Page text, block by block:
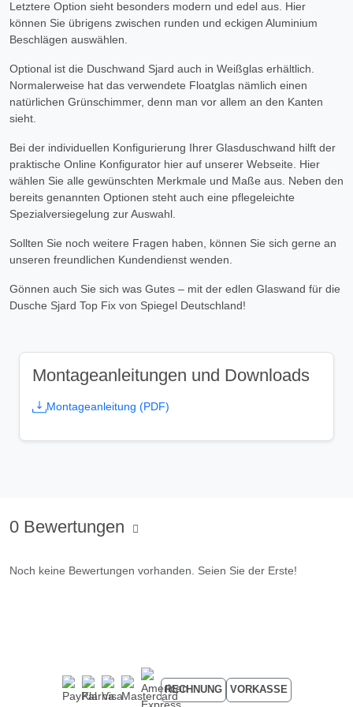
Letztere Option sieht besonders modern und edel aus. Hier
können Sie übrigens zwischen runden und eckigen Aluminium
Beschlägen auswählen.
Optional ist die Duschwand Sjard auch in Weißglas erhältlich.
Normalerweise hat das verwendete Floatglas nämlich einen
natürlichen Grünschimmer, denn man vor allem an den Kanten
sieht.
Bei der individuellen Konfigurierung Ihrer Glasduschwand hilft der
praktische Online Konfigurator hier auf unserer Webseite. Hier
wählen Sie alle gewünschten Merkmale und Maße aus. Neben den
bereits genannten Optionen steht auch eine pflegeleichte
Spezialversiegelung zur Auswahl.
Sollten Sie noch weitere Fragen haben, können Sie sich gerne an
unseren freundlichen Kundendienst wenden.
Gönnen auch Sie sich was Gutes – mit der edlen Glaswand für die
Dusche Sjard Top Fix von Spiegel Deutschland!
Montageanleitungen und Downloads
Montageanleitung (PDF)
0 Bewertungen
Noch keine Bewertungen vorhanden. Seien Sie der Erste!
RECHNUNG VORKASSE